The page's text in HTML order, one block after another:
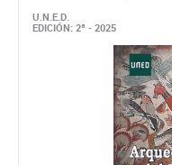
U.N.E.D.
EDICIÓN: 2ª - 2025